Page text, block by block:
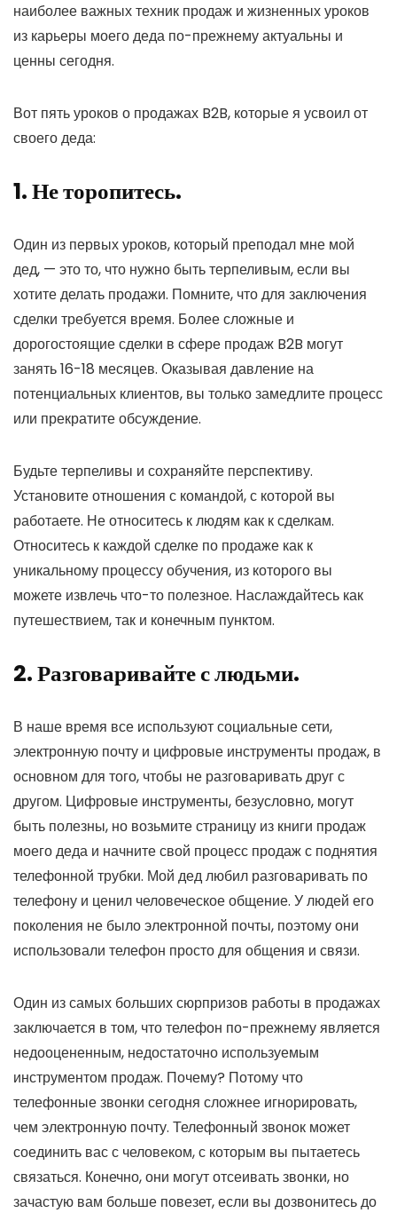
наиболее важных техник продаж и жизненных уроков
из карьеры моего деда по-прежнему актуальны и
ценны сегодня.
Вот пять уроков о продажах B2B, которые я усвоил от
своего деда:
1. Не торопитесь.
Один из первых уроков, который преподал мне мой
дед, — это то, что нужно быть терпеливым, если вы
хотите делать продажи. Помните, что для заключения
сделки требуется время. Более сложные и
дорогостоящие сделки в сфере продаж B2B могут
занять 16-18 месяцев. Оказывая давление на
потенциальных клиентов, вы только замедлите процесс
или прекратите обсуждение.
Будьте терпеливы и сохраняйте перспективу.
Установите отношения с командой, с которой вы
работаете. Не относитесь к людям как к сделкам.
Относитесь к каждой сделке по продаже как к
уникальному процессу обучения, из которого вы
можете извлечь что-то полезное. Наслаждайтесь как
путешествием, так и конечным пунктом.
2. Разговаривайте с людьми.
В наше время все используют социальные сети,
электронную почту и цифровые инструменты продаж, в
основном для того, чтобы не разговаривать друг с
другом. Цифровые инструменты, безусловно, могут
быть полезны, но возьмите страницу из книги продаж
моего деда и начните свой процесс продаж с поднятия
телефонной трубки. Мой дед любил разговаривать по
телефону и ценил человеческое общение. У людей его
поколения не было электронной почты, поэтому они
использовали телефон просто для общения и связи.
Один из самых больших сюрпризов работы в продажах
заключается в том, что телефон по-прежнему является
недооцененным, недостаточно используемым
инструментом продаж. Почему? Потому что
телефонные звонки сегодня сложнее игнорировать,
чем электронную почту. Телефонный звонок может
соединить вас с человеком, с которым вы пытаетесь
связаться. Конечно, они могут отсеивать звонки, но
зачастую вам больше повезет, если вы дозвонитесь до